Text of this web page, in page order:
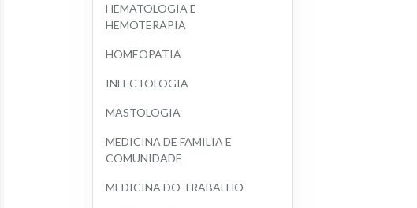
HEMATOLOGIA E
HEMOTERAPIA
HOMEOPATIA
INFECTOLOGIA
MASTOLOGIA
MEDICINA DE FAMILIA E
COMUNIDADE
MEDICINA DO TRABALHO